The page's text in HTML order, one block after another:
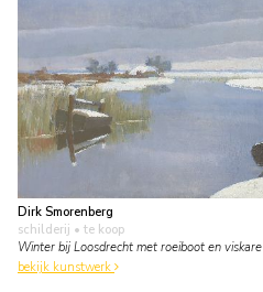
Dirk Smorenberg
schilderij • te koop
Winter bij Loosdrecht met roeiboot en viskare
bekijk kunstwerk